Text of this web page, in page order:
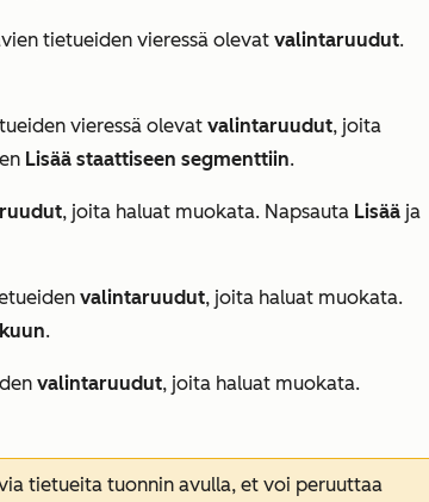
tietueiden vieressä olevat valintaruudut.
vieressä olevat valintaruudut, joita
Lisää staattiseen segmenttiin.
, joita haluat muokata. Napsauta Lisää ja
valintaruudut, joita haluat muokata.
.
valintaruudut, joita haluat muokata.
tietueita tuonnin avulla, et voi peruuttaa